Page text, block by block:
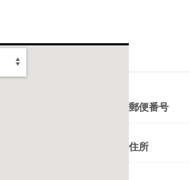
郵便番号
住所